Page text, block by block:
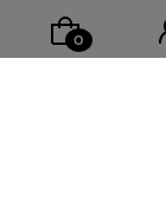
Komentarz sklepu